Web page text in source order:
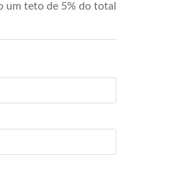
um teto de 5% do total